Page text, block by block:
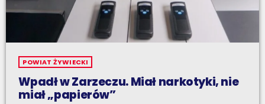
POWIAT ŻYWIECKI
Wpadł w Zarzeczu. Miał narkotyki, nie
miał „papierów”